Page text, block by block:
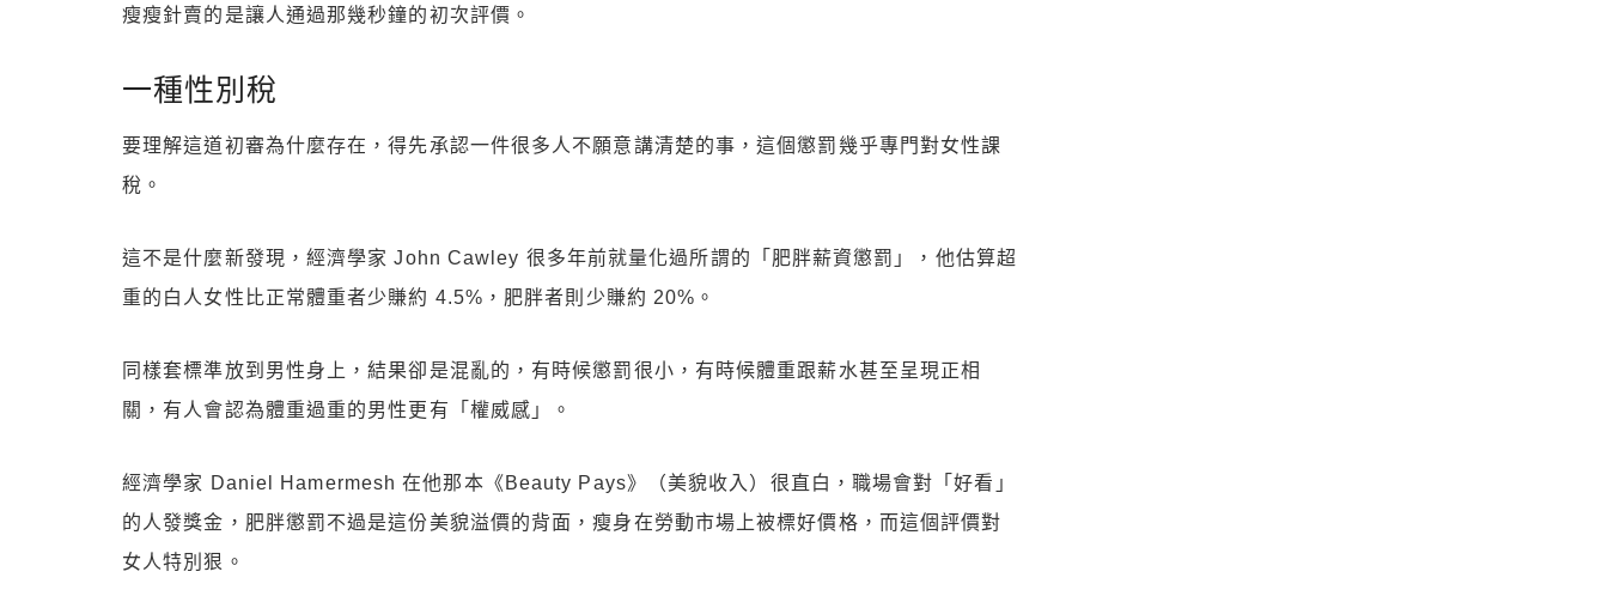
瘦瘦針賣的是讓人通過那幾秒鐘的初次評價。
一種性別稅
要理解這道初審為什麼存在，得先承認一件很多人不願意講清楚的事，這個懲罰幾乎專門對女性課
稅。
這不是什麼新發現，經濟學家 John Cawley 很多年前就量化過所謂的「肥胖薪資懲罰」，他估算超
重的白人女性比正常體重者少賺約 4.5%，肥胖者則少賺約 20%。
同樣套標準放到男性身上，結果卻是混亂的，有時候懲罰很小，有時候體重跟薪水甚至呈現正相
關，有人會認為體重過重的男性更有「權威感」。
經濟學家 Daniel Hamermesh 在他那本《Beauty Pays》（美貌收入）很直白，職場會對「好看」
的人發獎金，肥胖懲罰不過是這份美貌溢價的背面，瘦身在勞動市場上被標好價格，而這個評價對
女人特別狠。